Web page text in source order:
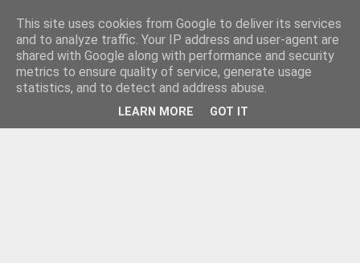
This site uses cookies from Google to deliver its services
and to analyze traffic. Your IP address and user-agent are
shared with Google along with performance and security
metrics to ensure quality of service, generate usage
statistics, and to detect and address abuse.
LEARN MORE GOT IT